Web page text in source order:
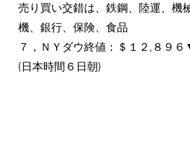
売り買い交錯は、鉄鋼、陸運、機
機、銀行、保険、食品
７，ＮＹダウ終値：＄１２,８９
(日本時間６日朝)